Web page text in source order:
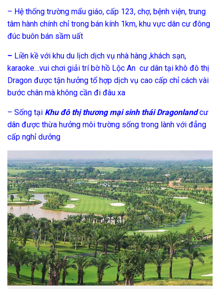
– Hệ thống trường mẩu giáo, cấp 123, chợ, bệnh viện, trung
tâm hành chính chỉ trong bán kính 1km, khu vực dân cư đông
đúc buôn bán sầm uất
– Liền kề với khu du lịch dịch vụ nhà hàng ,khách sạn,
karaoke…vui chơi giải trí bờ hồ Lộc An cư dân tại khô đô thị
Dragon được tận hưởng tổ hợp dịch vụ cao cấp chỉ cách vài
bước chân mà không cần đi đâu xa
– Sống tại Khu đô thị thương mại sinh thái Dragonlandcư
dân được thừa hưởng môi trường sống trong lành với đẳng
cấp nghỉ dưởng